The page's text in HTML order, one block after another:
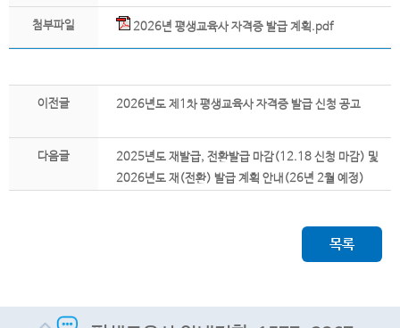
첨부파일 2026년 평생교육사 자격증 발급 계획.pdf
이전글 2026년도 제1차 평생교육사 자격증 발급 신청 공고
다음글
2025년도 재발급, 전환발급 마감(12.18 신청 마감) 및
2026년도 재(전환) 발급 계획 안내(26년 2월 예정)